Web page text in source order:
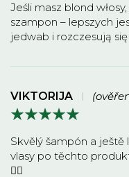
Jeśli masz blond
szampon – lepszych
jedwab i rozczesują
VIKTORIJA
Skvělý šampón a ještě
vlasy po těchto
🤸‍♂️